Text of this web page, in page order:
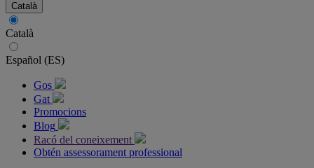
Català
Català
Español (ES)
Gos
Gat
Promocions
Blog
Racó del coneixement
Obtén assessorament professional